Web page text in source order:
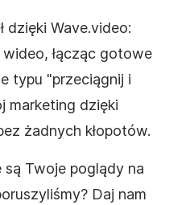
dzięki Wave.video:
wideo, łącząc gotowe
typu "przeciągnij i
marketing dzięki
żadnych kłopotów.
Twoje poglądy na
Daj nam